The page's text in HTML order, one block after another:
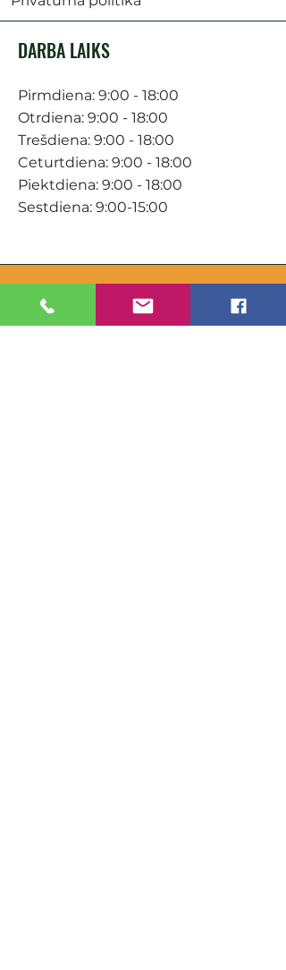
DARBA LAIKS
Pirmdiena: 9:00 - 18:00
Otrdiena: 9:00 - 18:00
Trešdiena: 9:00 - 18:00
Ceturtdiena: 9:00 - 18:00
Piektdiena: 9:00 - 18:00
Sestdiena: 9:00-15:00
KONTAKTI